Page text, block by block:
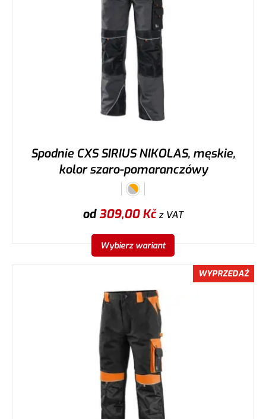
Spodnie CXS SIRIUS NIKOLAS, męskie,
kolor szaro-pomaranczówy
od309,00Kčz VAT
Wybierz wariant
WYPRZEDAŻ